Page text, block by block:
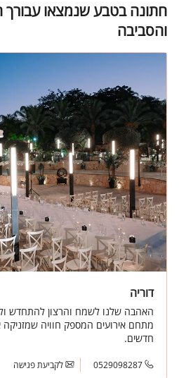
חתונה בטבע שנמצאו עבורך
והסביבה
דוריה
האהבה שלנו לשמח והרצון להתחדש
מתחם אירועים המספק חוויה
חדשים.
0529098287 לקביעת פגישה